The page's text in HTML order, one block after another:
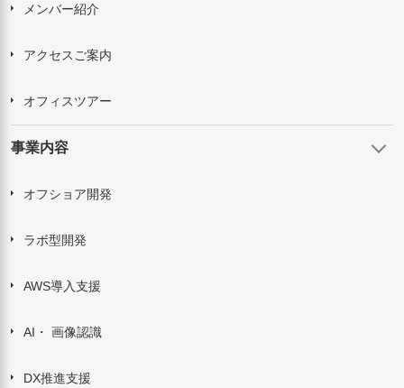
メンバー紹介
アクセスご案内
オフィスツアー
事業内容
オフショア開発
ラボ型開発
AWS導入支援
AI・ 画像認識
DX推進支援